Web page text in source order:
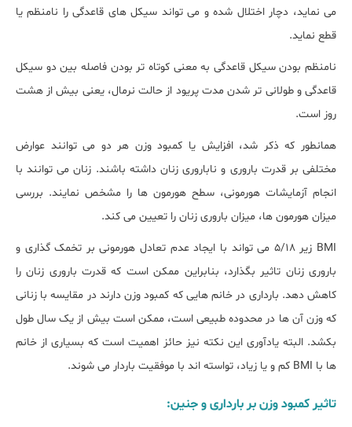
می نماید، دچار اختلال شده و می تواند سیکل های قاعدگی را نامنظم یا
قطع نماید.
نامنظم بودن سیکل قاعدگی به معنی کوتاه تر بودن فاصله بین دو سیکل
قاعدگی و طولانی تر شدن مدت پریود از حالت نرمال، یعنی بیش از هشت
روز است.
همانطور که ذکر شد، افزایش یا کمبود وزن هر دو می توانند عوارض
مختلفی بر قدرت باروری و ناباروری زنان داشته باشند. زنان می توانند با
انجام آزمایشات هورمونی، سطح هورمون ها را مشخص نمایند. بررسی
میزان هورمون ها، میزان باروری زنان را تعیین می کند.
BMI زیر 5/18 می تواند با ایجاد عدم تعادل هورمونی بر تخمک گذاری و
باروری زنان تاثیر بگذارد، بنابراین ممکن است که قدرت باروری زنان را
کاهش دهد. بارداری در خانم هایی که کمبود وزن دارند در مقایسه با زنانی
که وزن آن ها در محدوده طبیعی است، ممکن است بیش از یک سال طول
بکشد. البته یادآوری این نکته نیز حائز اهمیت است که بسیاری از خانم
ها با BMI کم و یا زیاد، تواسته اند با موفقیت باردار می شوند.
تاثیر کمبود وزن بر بارداری و جنین: